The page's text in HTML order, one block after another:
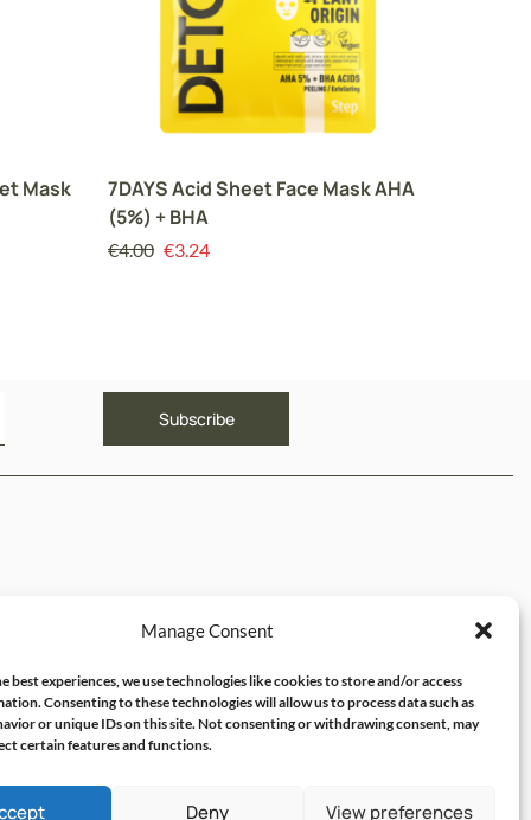
Manage Consent
best experiences, we use technologies like cookies to store and/or access
Consenting to these technologies will allow us to process data such as
or unique IDs on this site. Not consenting or withdrawing consent, may
certain features and functions.
Deny View preferences
Mask
7DAYS Acid Sheet Face Mask AHA
(5%) + BHA
€4.00 €3.24
μου